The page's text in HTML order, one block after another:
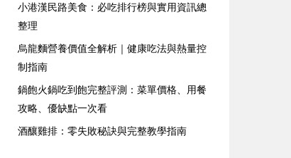
小港漢民路美食：必吃排行榜與實用資訊總
整理
烏龍麵營養價值全解析｜健康吃法與熱量控
制指南
鍋飽火鍋吃到飽完整評測：菜單價格、用餐
攻略、優缺點一次看
酒釀雞排：零失敗秘訣與完整教學指南